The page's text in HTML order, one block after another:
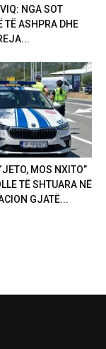
NGA SOT
TË ASHPRA DHE
MOS NXITO”
TË SHTUARA NË
GJATË...